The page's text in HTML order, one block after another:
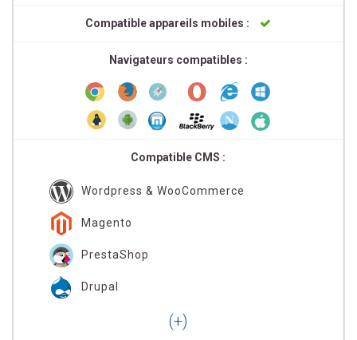
Compatible appareils mobiles :
Navigateurs compatibles :
Compatible CMS :
Wordpress & WooCommerce
Magento
PrestaShop
Drupal